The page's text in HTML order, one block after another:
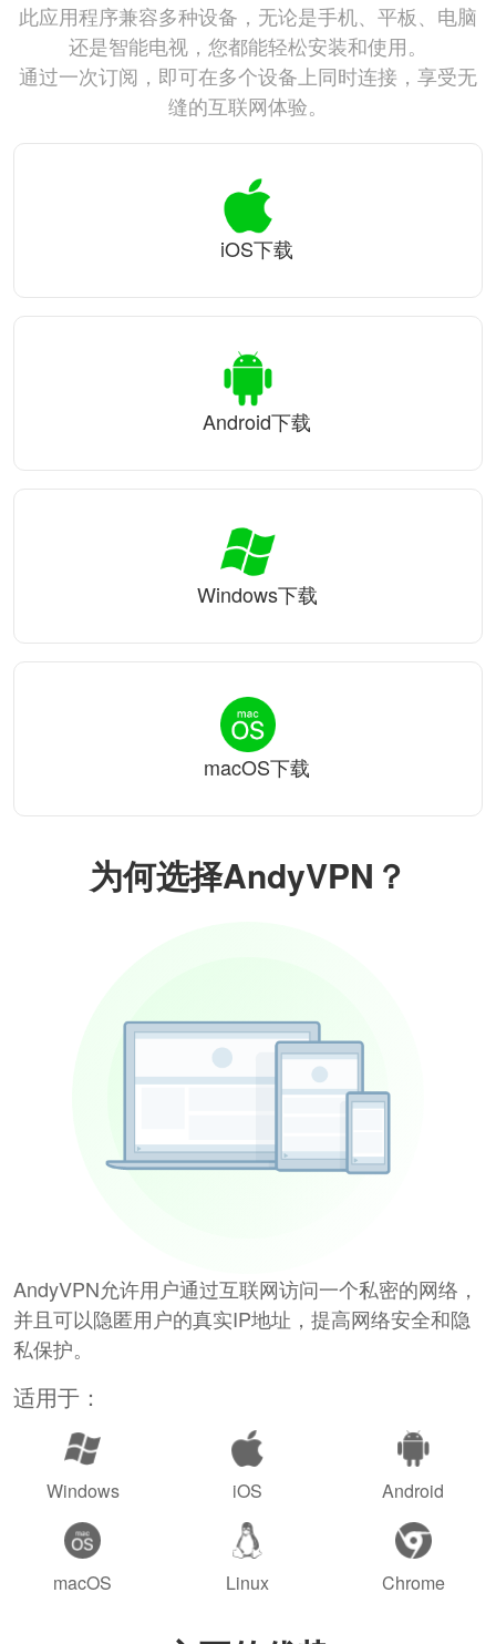
为何选择AndyVPN？
AndyVPN允许用户通过互联网访问一个私密的网络，
并且可以隐匿用户的真实IP地址，提高网络安全和隐
私保护。
适用于：
Windows iOS Android
macOS Linux Chrome
此应用程序兼容多种设备，无论是手机、平板、电脑
还是智能电视，您都能轻松安装和使用。
通过一次订阅，即可在多个设备上同时连接，享受无
缝的互联网体验。
iOS下载
Android下载
Windows下载
macOS下载